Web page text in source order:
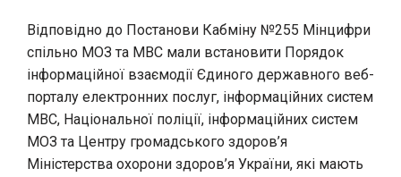
Відповідно до Постанови Кабміну №255 Мінцифри
спільно МОЗ та МВС мали встановити Порядок
інформаційної взаємодії Єдиного державного веб-
порталу електронних послуг, інформаційних систем
МВС, Національної поліції, інформаційних систем
МОЗ та Центру громадського здоров’я
Міністерства охорони здоров’я України, які мають